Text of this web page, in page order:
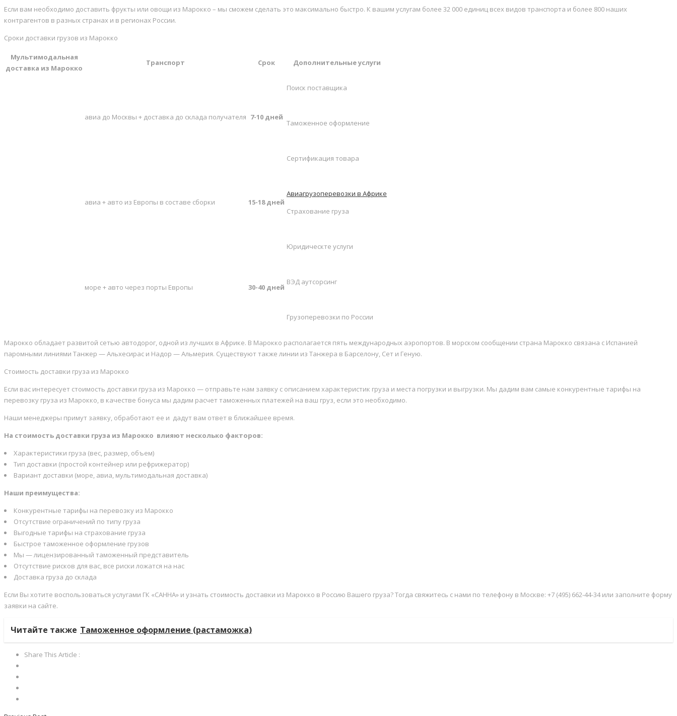
Если вам необходимо доставить фрукты или овощи из Марокко – мы сможем сделать это максимально быстро. К вашим услугам более 32 000 единиц всех видов транспорта и более 800 наших
контрагентов в разных странах и в регионах России.
Сроки доставки грузов из Марокко
Мультимодальная
доставка из Марокко
Транспорт Срок Дополнительные услуги
авиа до Москвы + доставка до склада получателя 7-10 дней
Поиск поставщика
Таможенное оформление
Сертификация товара
Авиагрузоперевозки в Африке
Страхование груза
Юридическте услуги
ВЭД аутсорсинг
Грузоперевозки по России
авиа + авто из Европы в составе сборки 15-18 дней
море + авто через порты Европы 30-40 дней
Марокко обладает развитой сетью автодорог, одной из лучших в Африке. В Марокко располагается пять международных аэропортов. В морском сообщении страна Марокко связана с Испанией
паромными линиями Танжер — Альхесирас и Надор — Альмерия. Существуют также линии из Танжера в Барселону, Сет и Геную.
Стоимость доставки груза из Марокко
Если вас интересует стоимость доставки груза из Марокко — отправьте нам заявку с описанием характеристик груза и места погрузки и выгрузки. Мы дадим вам самые конкурентные тарифы на
перевозку груза из Марокко, в качестве бонуса мы дадим расчет таможенных платежей на ваш груз, если это необходимо.
Наши менеджеры примут заявку, обработают ее и дадут вам ответ в ближайшее время.
На стоимость доставки груза из Марокко влияют несколько факторов:
Характеристики груза (вес, размер, объем)
Тип доставки (простой контейнер или рефрижератор)
Вариант доставки (море, авиа, мультимодальная доставка)
Наши преимущества:
Конкурентные тарифы на перевозку из Марокко
Отсутствие ограничений по типу груза
Выгодные тарифы на страхование груза
Быстрое таможенное оформление грузов
Мы — лицензированный таможенный представитель
Отсутствие рисков для вас, все риски ложатся на нас
Доставка груза до склада
Если Вы хотите воспользоваться услугами ГК «САННА» и узнать стоимость доставки из Марокко в Россию Вашего груза? Тогда свяжитесь с нами по телефону в Москве: +7 (495) 662-44-34 или заполните форму
заявки на сайте.
Читайте также Таможенное оформление (растаможка)
Share This Article :